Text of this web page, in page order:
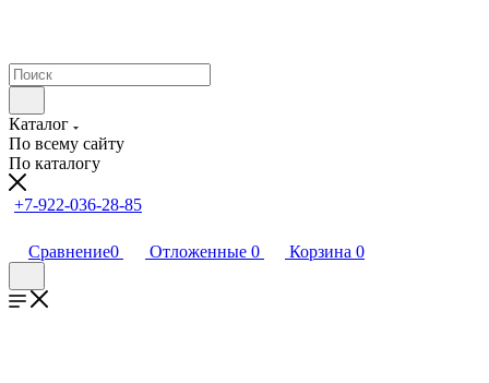
Каталог
По всему сайту
По каталогу
+7-922-036-28-85
Сравнение0 Отложенные 0 Корзина 0